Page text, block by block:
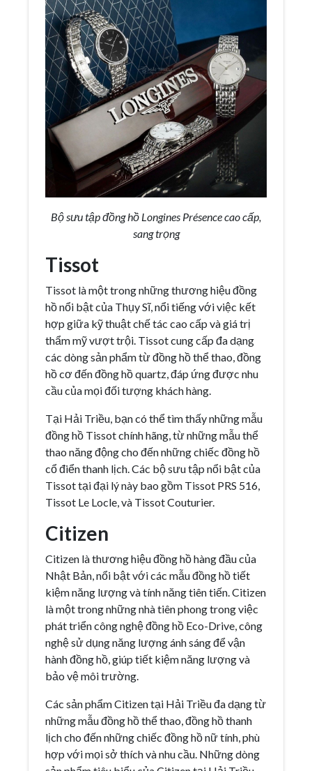
Bộ sưu tập đồng hồ Longines Présence cao cấp,
sang trọng
Tissot
Tissot là một trong những thương hiệu đồng
hồ nổi bật của Thụy Sĩ, nổi tiếng với việc kết
hợp giữa kỹ thuật chế tác cao cấp và giá trị
thẩm mỹ vượt trội. Tissot cung cấp đa dạng
các dòng sản phẩm từ đồng hồ thể thao, đồng
hồ cơ đến đồng hồ quartz, đáp ứng được nhu
cầu của mọi đối tượng khách hàng.
Tại Hải Triều, bạn có thể tìm thấy những mẫu
đồng hồ Tissot chính hãng, từ những mẫu thể
thao năng động cho đến những chiếc đồng hồ
cổ điển thanh lịch. Các bộ sưu tập nổi bật của
Tissot tại đại lý này bao gồm Tissot PRS 516,
Tissot Le Locle, và Tissot Couturier.
Citizen
Citizen là thương hiệu đồng hồ hàng đầu của
Nhật Bản, nổi bật với các mẫu đồng hồ tiết
kiệm năng lượng và tính năng tiên tiến. Citizen
là một trong những nhà tiên phong trong việc
phát triển công nghệ đồng hồ Eco-Drive, công
nghệ sử dụng năng lượng ánh sáng để vận
hành đồng hồ, giúp tiết kiệm năng lượng và
bảo vệ môi trường.
Các sản phẩm Citizen tại Hải Triều đa dạng từ
những mẫu đồng hồ thể thao, đồng hồ thanh
lịch cho đến những chiếc đồng hồ nữ tính, phù
hợp với mọi sở thích và nhu cầu. Những dòng